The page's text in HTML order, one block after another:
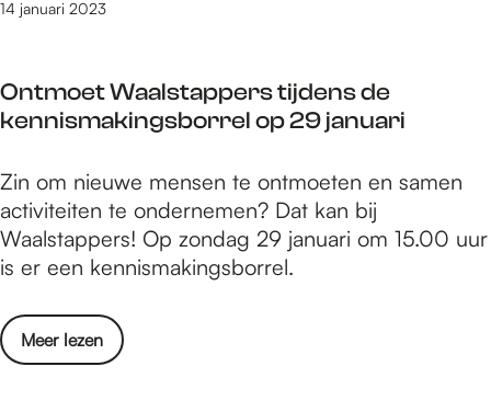
t
n
B
o
t
e
n
d
a
f
N
O
P
o
p
e
t
Ontmoet Waalstappers tijdens de
kennismakingsborrel op 29 januari
14 januari 2023
O
n
t
m
e
t
Zin om nieuwe mensen te ontmoeten en samen
activiteiten te ondernemen? Dat kan bij
Waalstappers! Op zondag 29 januari om 15.00 uur
is er een kennismakingsborrel.
Meer lezen
o
v